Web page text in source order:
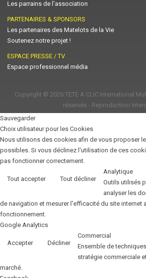
Les parrains de l'association
PARTENAIRES & SPONSORS
Les partenaires des Matelots de la Vie
Soutenez notre projet !
ESPACE PRESSE / TV
Espace professionnel média
Copyright © 2026 TETE A CLIC International
réservés - Reproduction
Sauvegarder
Choix utilisateur pour les Cookies
Nous utilisons des cookies afin de vous proposer
possibles. Si vous déclinez l'utilisation de ces
pas fonctionner correctement.
Tout accepter Tout décliner
Analytique
Outils utilisés
analyser les
de navigation et mesurer l'efficacité du site internet
fonctionnement.
Google Analytics
Accepter Décliner
Commercial
Ensemble de
stratégie commerciale
marché.